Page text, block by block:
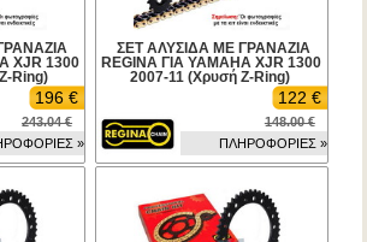
XJR 1300
Ring)
196 €
243.04 €
»
ΣΕΤ ΑΛΥΣΙΔΑ ΜΕ ΓΡΑΝΑΖΙΑ
REGINA ΓΙΑ YAMAHA XJR 1300
2007-11 (Χρυσή Z-Ring)
122 €
148.00 €
ΠΛΗΡΟΦΟΡΙΕΣ »